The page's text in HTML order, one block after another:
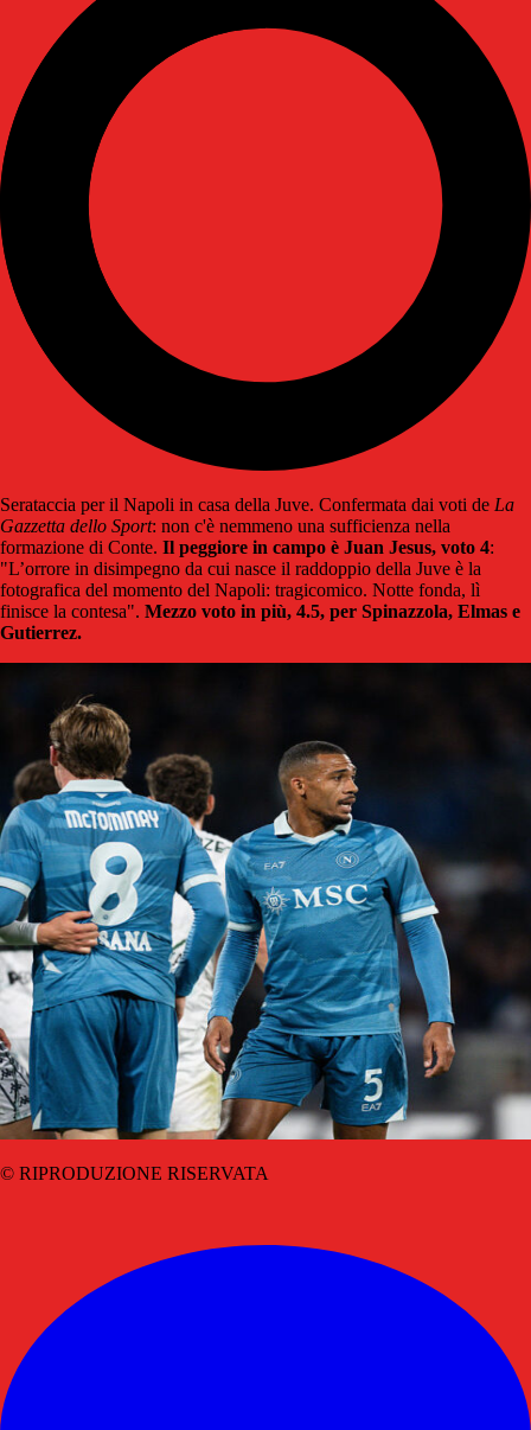
Serataccia per il Napoli in casa della Juve. Confermata dai voti de La
Gazzetta dello Sport: non c'è nemmeno una sufficienza nella
formazione di Conte. Il peggiore in campo è Juan Jesus, voto 4:
"L’orrore in disimpegno da cui nasce il raddoppio della Juve è la
fotografica del momento del Napoli: tragicomico. Notte fonda, lì
finisce la contesa". Mezzo voto in più, 4.5, per Spinazzola, Elmas e
Gutierrez.
© RIPRODUZIONE RISERVATA